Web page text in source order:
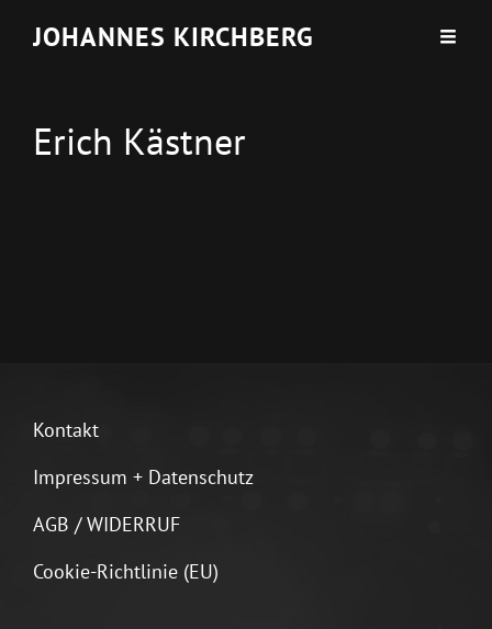
JOHANNES KIRCHBERG
Erich Kästner
Kontakt
Impressum + Datenschutz
AGB / WIDERRUF
Cookie-Richtlinie (EU)